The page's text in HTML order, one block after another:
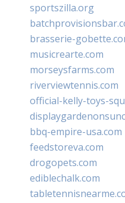
sportszilla.org
brasserie-
musicrearte.com
morseysfarms.com
riverviewtennis.com
official-kelly-toys-
bbq-empire-usa.com
feedstoreva.com
drogopets.com
ediblechalk.com